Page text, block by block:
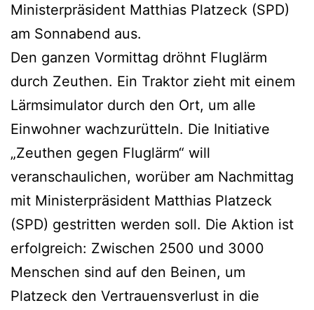
Ministerpräsident Matthias Platzeck (SPD)
am Sonnabend aus.
Den ganzen Vormittag dröhnt Fluglärm
durch Zeuthen. Ein Traktor zieht mit einem
Lärmsimulator durch den Ort, um alle
Einwohner wachzurütteln. Die Initiative
„Zeuthen gegen Fluglärm“ will
veranschaulichen, worüber am Nachmittag
mit Ministerpräsident Matthias Platzeck
(SPD) gestritten werden soll. Die Aktion ist
erfolgreich: Zwischen 2500 und 3000
Menschen sind auf den Beinen, um
Platzeck den Vertrauensverlust in die